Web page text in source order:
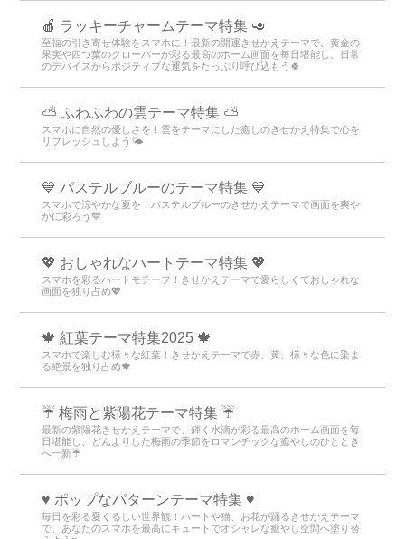
🍎 ラッキーチャームテーマ特集 🥑
至福の引き寄せ体験をスマホに！最新の開運きせかえテーマで、黄金の
果実や四つ葉のクローバーが彩る最高のホーム画面を毎日堪能し、日常
のデバイスからポジティブな運気をたっぷり呼び込もう🍀
⛅ ふわふわの雲テーマ特集 ⛅
スマホに自然の優しさを！雲をテーマにした癒しのきせかえ特集で心を
リフレッシュしよう🌤️
💙 パステルブルーのテーマ特集 💙
スマホで涼やかな夏を！パステルブルーのきせかえテーマで画面を爽や
かに彩ろう💙
💖 おしゃれなハートテーマ特集 💖
スマホを彩るハートモチーフ！きせかえテーマで愛らしくておしゃれな
画面を独り占め💖
🍁 紅葉テーマ特集2025 🍁
スマホで楽しむ様々な紅葉！きせかえテーマで赤、黄、様々な色に染ま
る絶景を独り占め🍁
☔ 梅雨と紫陽花テーマ特集 ☔
最新の紫陽花きせかえテーマで、輝く水滴が彩る最高のホーム画面を毎
日堪能し、どんよりした梅雨の季節をロマンチックな癒やしのひととき
へ一新☔
♥️ ポップなパターンテーマ特集 ♥️
毎日を彩る愛くるしい世界観！ハートや猫、お花が踊るきせかえテーマ
で、あなたのスマホを最高にキュートでオシャレな癒やし空間へ塗り替